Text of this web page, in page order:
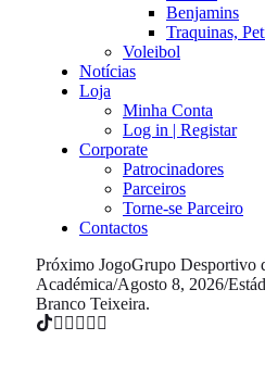
Benjamins
Traquinas,
Voleibol
Notícias
Loja
Minha Conta
Log in | Registar
Corporate
Patrocinadores
Parceiros
Torne-se Parceiro
Contactos
Próximo JogoGrupo Desportivo
Académica/Agosto 8, 2026/
Branco Teixeira.